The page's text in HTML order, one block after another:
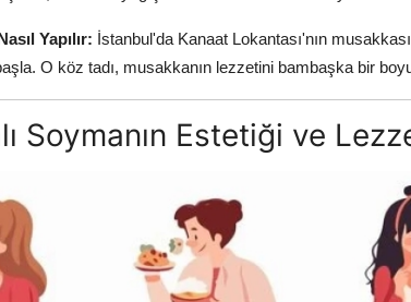
Yapılır: İstanbul'da Kanaat Lokantası'nın
O köz tadı, musakkanın lezzetini bambaşka bir
Soymanın Estetiği ve